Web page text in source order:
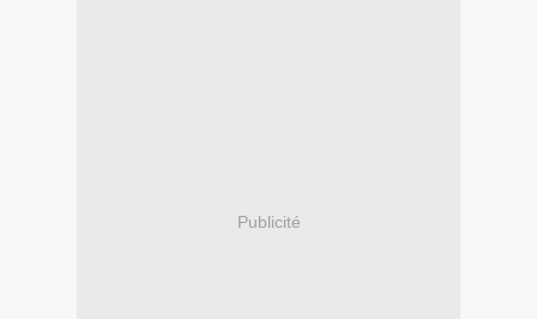
Publicité